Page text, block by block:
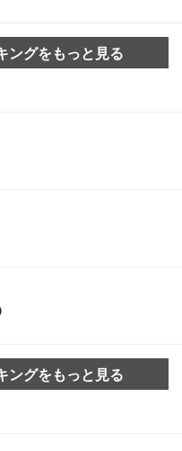
ングをもっと見る
ングをもっと見る